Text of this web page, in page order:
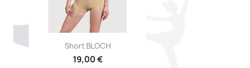
Aperçu rapide
Short BLOCH
19,00 €